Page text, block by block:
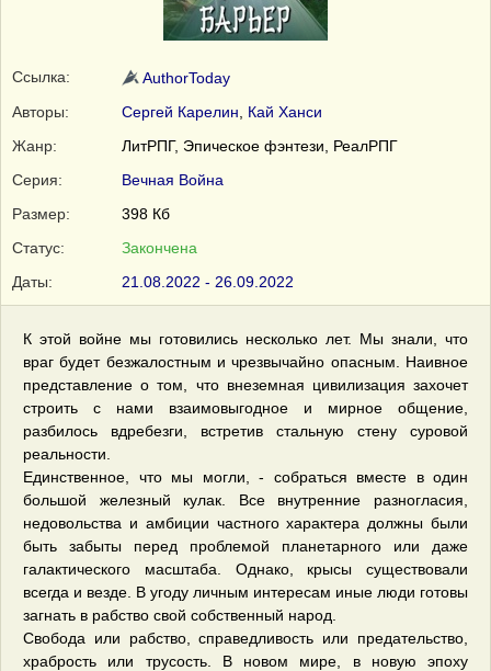
Ссылка:
AuthorToday
Авторы:
Сергей Карелин
Кай Ханси
Жанр:
ЛитРПГ, Эпическое фэнтези, РеалРПГ
Серия:
Вечная Война
Размер:
398 Кб
Статус:
Закончена
Даты:
21.08.2022 - 26.09.2022
К этой войне мы готовились несколько лет. Мы знали, что
враг будет безжалостным и чрезвычайно опасным. Наивное
представление о том, что внеземная цивилизация захочет
строить с нами взаимовыгодное и мирное общение,
разбилось вдребезги, встретив стальную стену суровой
реальности.
Единственное, что мы могли, - собраться вместе в один
большой железный кулак. Все внутренние разногласия,
недовольства и амбиции частного характера должны были
быть забыты перед проблемой планетарного или даже
галактического масштаба. Однако, крысы существовали
всегда и везде. В угоду личным интересам иные люди готовы
загнать в рабство свой собственный народ.
Свобода или рабство, справедливость или предательство,
храбрость или трусость. В новом мире, в новую эпоху